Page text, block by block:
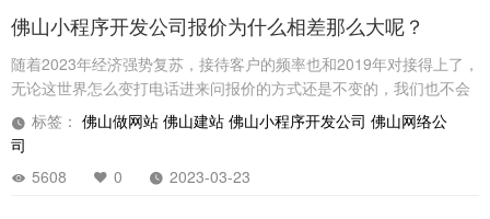
佛山小程序开发公司报价为什么相差那么大呢？
随着2023年经济强势复苏，接待客户的频率也和2019年对接得上了，
无论这世界怎么变打电话进来问报价的方式还是不变的，我们也不会
强制要求约谈见面才可以给出报价，基本上大致需求大致报价。
标签： 佛山做网站 佛山建站 佛山小程序开发公司 佛山网络公
司
5608
0 2023-03-23